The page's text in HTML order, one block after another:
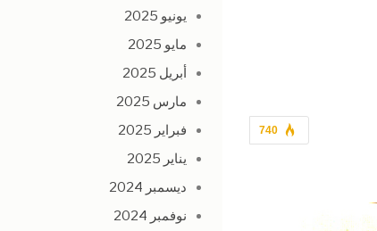
740
يونيو 2025
مايو 2025
أبريل 2025
مارس 2025
فبراير 2025
يناير 2025
ديسمبر 2024
نوفمبر 2024